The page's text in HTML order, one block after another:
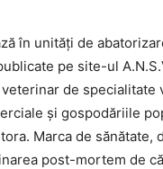
în unități de
pe site-ul
de specialitate
și gospodăriile
Marca de sănătate,
post-mortem de